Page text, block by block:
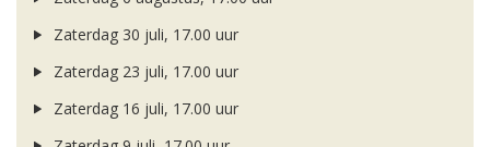
Zaterdag 30 juli, 17.00 uur
Zaterdag 23 juli, 17.00 uur
Zaterdag 16 juli, 17.00 uur